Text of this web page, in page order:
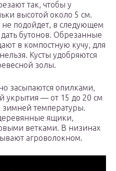
так, чтобы у
высотой около 5 см.
подойдет, в следующем
бутонов. Обрезанные
в компостную кучу, для
Кусты удобряются
золы.
засыпаются опилками,
укрытия — от 15 до 20 см
зимней температуры.
ящики,
ветками. В низинах
агроволокном.